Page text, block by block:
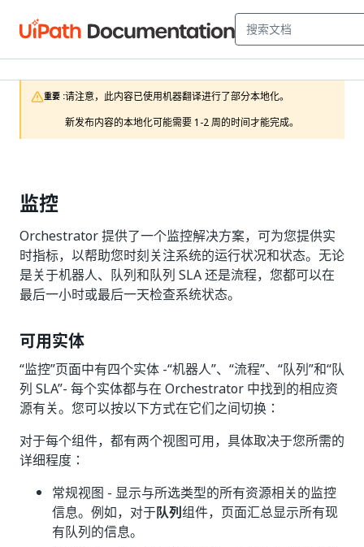
重要 :请注意，此内容已使用机器翻译进行了部分本地化。
新发布内容的本地化可能需要 1-2 周的时间才能完成。
监控
Orchestrator 提供了一个监控解决方案，可为您提供实
时指标，以帮助您时刻关注系统的运行状况和状态。无论
是关于机器人、队列和队列 SLA 还是流程，您都可以在
最后一小时或最后一天检查系统状态。
可用实体
“监控”页面中有四个实体 -“机器人”、“流程”、“队列”和“队
列 SLA”- 每个实体都与在 Orchestrator 中找到的相应资
源有关。您可以按以下方式在它们之间切换：
对于每个组件，都有两个视图可用，具体取决于您所需的
详细程度：
常规视图 - 显示与所选类型的所有资源相关的监控
信息。例如，对于队列组件，页面汇总显示所有现
有队列的信息。